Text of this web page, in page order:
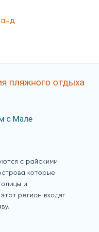
пляжного отдыха
с Мале
с райскими
которые
и
регион входят